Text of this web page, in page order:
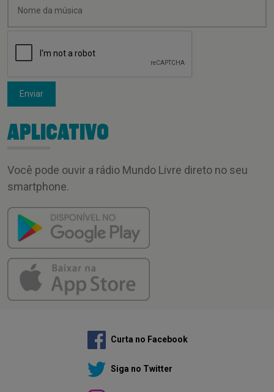
Enviar
APLICATIVO
Você pode ouvir a rádio Mundo Livre direto no seu
smartphone.
Curta no Facebook
Siga no Twitter